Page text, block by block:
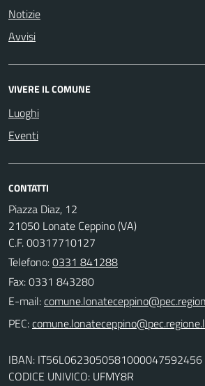
Notizie
Avvisi
VIVERE IL COMUNE
Luoghi
Eventi
CONTATTI
Piazza Diaz, 12
21050 Lonate Ceppino (VA)
C.F. 00317710127
Telefono:0331 841288
Fax: 0331 843280
E-mail:
PEC:
IBAN: IT56L0623050581000047592456
CODICE UNIVICO: UFMY8R